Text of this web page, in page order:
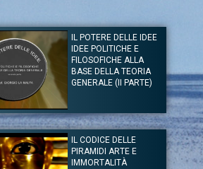
IL POTERE DELLE IDEE
IDEE POLITICHE E
FILOSOFICHE ALLA
BASE DELLA TEORIA
GENERALE (II PARTE)
Giorgio La Malfa
Speciali
La Malfa in un ciclo di sei lezioni dedicate alla
associata all’economista John Maynard Keynes in
alla sua opera principale dal titolo “La teoria generale
IL CODICE DELLE
PIRAMIDI ARTE E
IMMORTALITÀ